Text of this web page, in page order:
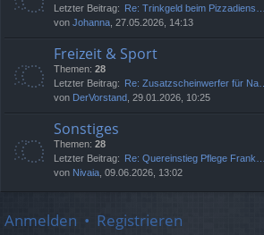
Letzter Beitrag: Re: Trinkgeld beim Pizzadiens…
von Johanna , 27.05.2026, 14:13
Freizeit & Sport
Themen: 28
Letzter Beitrag: Re: Zusatzscheinwerfer für Na…
von DerVorstand , 29.01.2026, 10:25
Sonstiges
Themen: 28
Letzter Beitrag: Re: Quereinstieg Pflege Frank…
von Nivaia , 09.06.2026, 13:02
Anmelden • Registrieren